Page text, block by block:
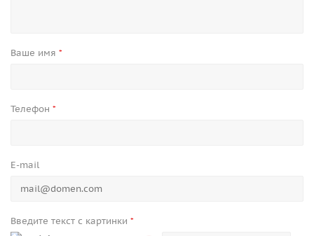
Ваше имя *
Телефон *
E-mail
Введите текст с картинки *